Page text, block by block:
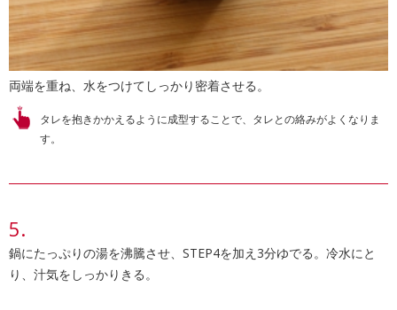
両端を重ね、水をつけてしっかり密着させる。
タレを抱きかかえるように成型することで、タレとの絡みがよくなりま
す。
鍋にたっぷりの湯を沸騰させ、STEP4を加え3分ゆでる。冷水にと
り、汁気をしっかりきる。